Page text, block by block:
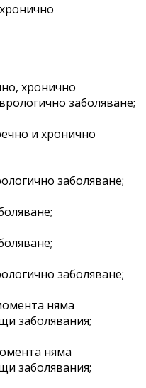
хронично
заболяване;
и хронично
заболяване;
заболяване;
няма
заболявания;
няма
заболявания;